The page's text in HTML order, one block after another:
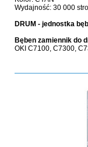
Wydajność: 30 000
DRUM - jednostka
Bęben zamiennik do
OKI C7100, C7300,